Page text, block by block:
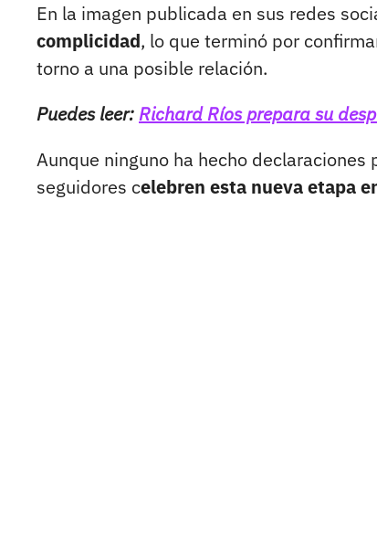
En la imagen publicada en sus redes
complicidad, lo que terminó por
torno a una posible relación.
Puedes leer:Richard Ríos prepara su
Aunque ninguno ha hecho
seguidores celebren esta nueva etapa